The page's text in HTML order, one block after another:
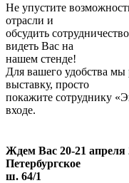
Не упустите
отрасли и
обсудить
видеть Вас на
нашем стенде!
Для вашего удобства мы
выставку, просто
покажите сотруднику
входе.
Ждем Вас 20-21
Петербургское
ш. 64/1